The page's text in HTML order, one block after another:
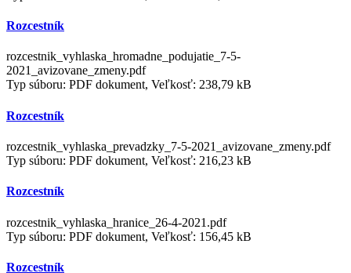
Rozcestník
rozcestnik_vyhlaska_hromadne_podujatie_7-5-
2021_avizovane_zmeny.pdf
Typ súboru: PDF dokument, Veľkosť: 238,79 kB
Rozcestník
rozcestnik_vyhlaska_prevadzky_7-5-2021_avizovane_zmeny.pdf
Typ súboru: PDF dokument, Veľkosť: 216,23 kB
Rozcestník
rozcestnik_vyhlaska_hranice_26-4-2021.pdf
Typ súboru: PDF dokument, Veľkosť: 156,45 kB
Rozcestník